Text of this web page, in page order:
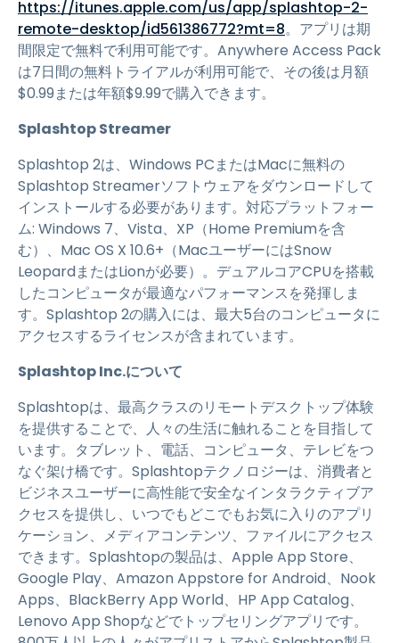
https://itunes.apple.com/us/app/splashtop-2-
remote-desktop/id561386772?mt=8。アプリは期
間限定で無料で利用可能です。Anywhere Access Pack
は7日間の無料トライアルが利用可能で、その後は月額
$0.99または年額$9.99で購入できます。
Splashtop Streamer
Splashtop 2は、Windows PCまたはMacに無料の
Splashtop Streamerソフトウェアをダウンロードして
インストールする必要があります。対応プラットフォー
ム: Windows 7、Vista、XP（Home Premiumを含
む）、Mac OS X 10.6+（MacユーザーにはSnow
LeopardまたはLionが必要）。デュアルコアCPUを搭載
したコンピュータが最適なパフォーマンスを発揮しま
す。Splashtop 2の購入には、最大5台のコンピュータに
アクセスするライセンスが含まれています。
Splashtop Inc.について
Splashtopは、最高クラスのリモートデスクトップ体験
を提供することで、人々の生活に触れることを目指して
います。タブレット、電話、コンピュータ、テレビをつ
なぐ架け橋です。Splashtopテクノロジーは、消費者と
ビジネスユーザーに高性能で安全なインタラクティブア
クセスを提供し、いつでもどこでもお気に入りのアプリ
ケーション、メディアコンテンツ、ファイルにアクセス
できます。Splashtopの製品は、Apple App Store、
Google Play、Amazon Appstore for Android、Nook
Apps、BlackBerry App World、HP App Catalog、
Lenovo App Shopなどでトップセリングアプリです。